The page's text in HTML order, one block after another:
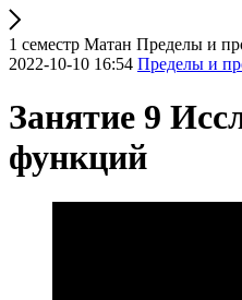
1 семестр Матан Пределы и
2022-10-10 16:54 Пределы и
Занятие 9
функций